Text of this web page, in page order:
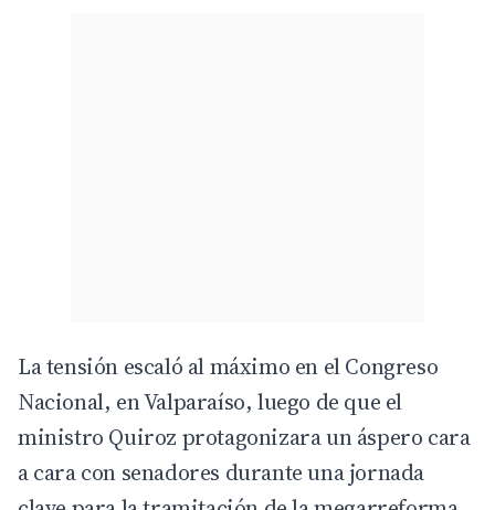
La tensión escaló al máximo en el Congreso
Nacional, en Valparaíso, luego de que el
ministro Quiroz protagonizara un áspero cara
a cara con senadores durante una jornada